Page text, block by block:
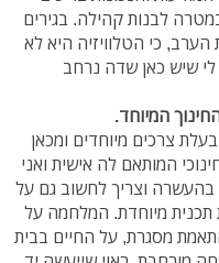
לבנות קהילה. בגירים
הערב, כי הטלוויזיה היא לא
שיש כאן שדה נרחב
המיוחד.
בהיותה בת 12 כילדה בעלת צרכים מיוחדים ומכאן
המותאם לה אישית ואני
וצריך לחשוב גם על
תכנית מיוחדת. המלחמה על
מסגרת, על החיים בבית